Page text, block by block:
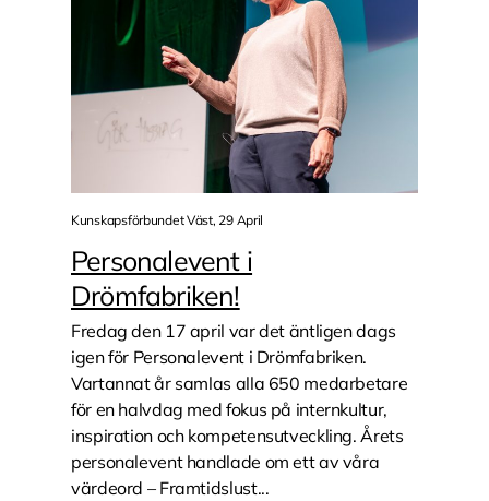
Kunskapsförbundet Väst, 29 April
Personalevent i
Drömfabriken!
Fredag den 17 april var det äntligen dags
igen för Personalevent i Drömfabriken.
Vartannat år samlas alla 650 medarbetare
för en halvdag med fokus på internkultur,
inspiration och kompetensutveckling. Årets
personalevent handlade om ett av våra
värdeord – Framtidslust...